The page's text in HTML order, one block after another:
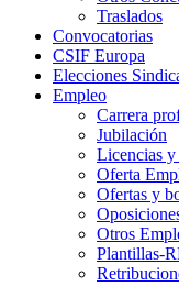
Traslados
Convocatorias
CSIF Europa
Elecciones
Empleo
Carrera
Jubilación
Licencias y
Oferta
Ofertas y
Otros
Plantillas-